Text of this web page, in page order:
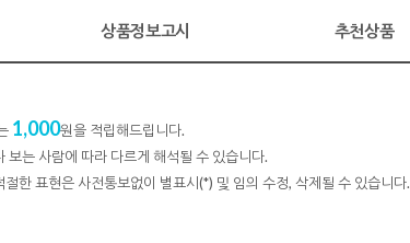
상품정보고시 추천상품
1,000원을 적립해드립니다.
는 사람에 따라 다르게 해석될 수 있습니다.
한 표현은 사전통보없이 별표시(*) 및 임의 수정, 삭제될 수 있습니다.